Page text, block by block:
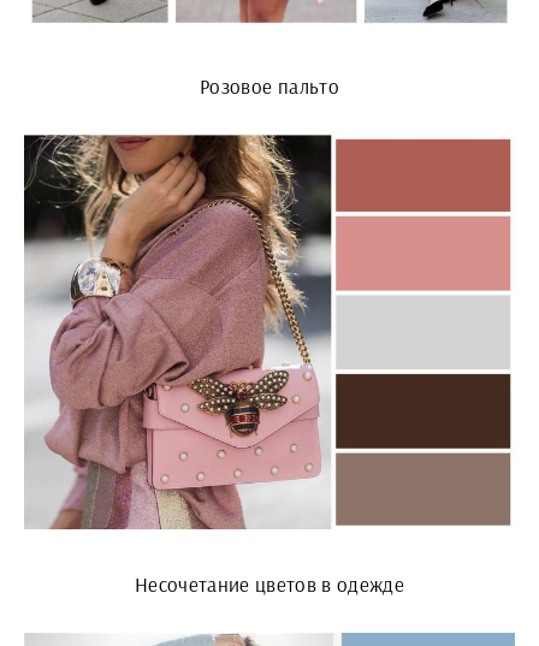
Розовое пальто
Несочетание цветов в одежде